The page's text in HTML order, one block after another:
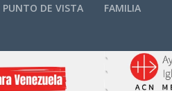
PUNTO DE VISTA FAMILIA